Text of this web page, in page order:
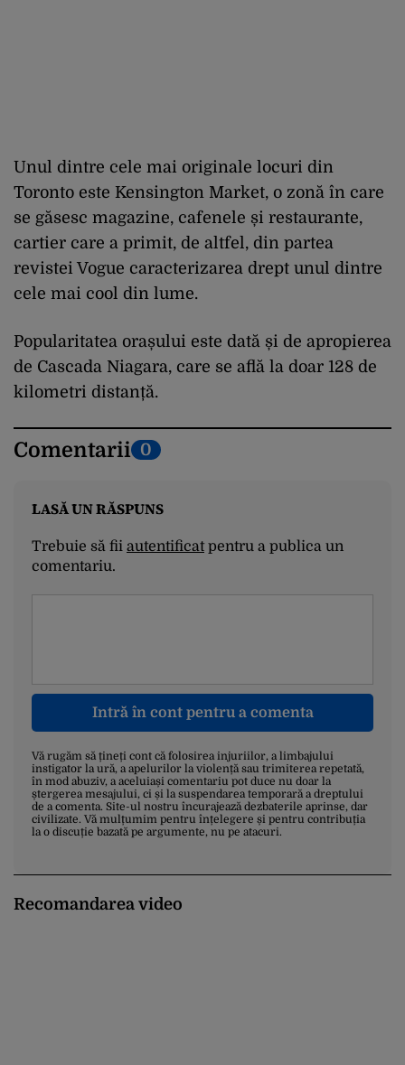
Unul dintre cele mai originale locuri din
Toronto este Kensington Market, o zonă în care
se găsesc magazine, cafenele și restaurante,
cartier care a primit, de altfel, din partea
revistei Vogue caracterizarea drept unul dintre
cele mai cool din lume.
Popularitatea orașului este dată și de apropierea
de Cascada Niagara, care se află la doar 128 de
kilometri distanță.
Comentarii 0
LASĂ UN RĂSPUNS
Trebuie să fii autentificatpentru a publica un
comentariu.
Intră în cont pentru a comenta
Vă rugăm să țineți cont că folosirea injuriilor, a limbajului
instigator la ură, a apelurilor la violență sau trimiterea repetată,
în mod abuziv, a aceluiași comentariu pot duce nu doar la
ștergerea mesajului, ci și la suspendarea temporară a dreptului
de a comenta. Site-ul nostru încurajează dezbaterile aprinse, dar
civilizate. Vă mulțumim pentru înțelegere și pentru contribuția
la o discuție bazată pe argumente, nu pe atacuri.
Recomandarea video